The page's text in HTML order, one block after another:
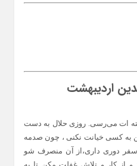
اردیبهشت
ات می‌رسی. روزی حلال به دست
کسی خیانت نکنی ، چون صدمه
دوری داری،از آن منصرف شو